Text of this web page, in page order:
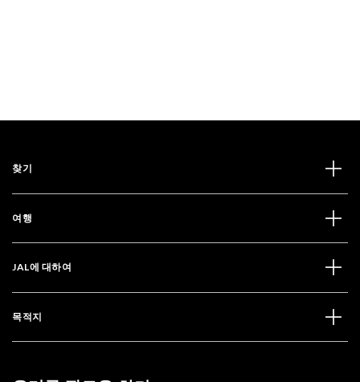
찾기
여행
JAL에 대하여
목적지